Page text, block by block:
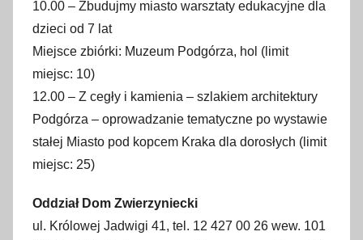
10.00 – Zbudujmy miasto warsztaty edukacyjne dla
dzieci od 7 lat
Miejsce zbiórki: Muzeum Podgórza, hol (limit
miejsc: 10)
12.00 – Z cegły i kamienia – szlakiem architektury
Podgórza – oprowadzanie tematyczne po wystawie
stałej Miasto pod kopcem Kraka dla dorosłych (limit
miejsc: 25)
Oddział Dom Zwierzyniecki
ul. Królowej Jadwigi 41, tel. 12 427 00 26 wew. 101